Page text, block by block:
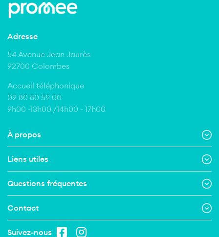
À propos
Liens utiles
Questions fréquentes
Adresse
54 Avenue Jean Jaurès
92700 Colombes
Accueil téléphonique
09 80 80 59 00
9h00 -13h00 /14h00 - 17h00
Contact
Suivez-nous
Salut c’est nous …
les cookies !